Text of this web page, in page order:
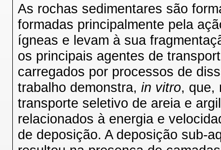
As rochas sedimentares são
formadas principalmente pela
ígneas e levam à sua
os principais agentes de
carregados por processos de
trabalho demonstra, in vitro, que,
transporte seletivo de areia e
relacionados à energia e
de deposição. A deposição sub-